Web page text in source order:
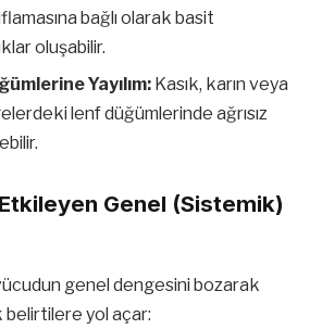
bağlı olarak basit
oluşabilir.
Yayılım: Kasık, karın veya
lenf düğümlerinde ağrısız
Genel (Sistemik)
genel dengesini bozarak
belirtilere yol açar: